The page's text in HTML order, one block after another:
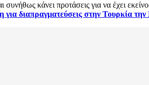
κάνει προτάσεις για να έχει
για διαπραγματεύσεις στην Τουρκία